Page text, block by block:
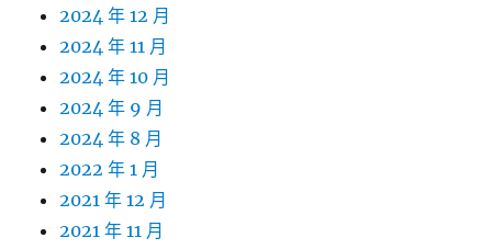
2024 年 12 月
2024 年 11 月
2024 年 10 月
2024 年 9 月
2024 年 8 月
2022 年 1 月
2021 年 12 月
2021 年 11 月